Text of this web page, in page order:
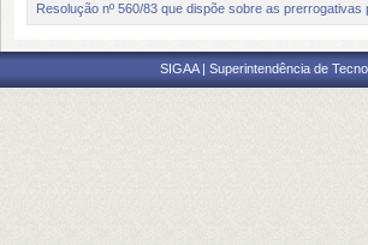
Resolução nº 560/83 que dispõe sobre as
SIGAA | Superintendência de